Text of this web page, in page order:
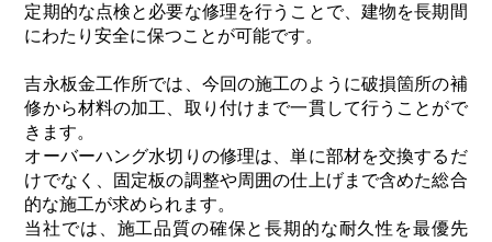
定期的な点検と必要な修理を行うことで、建物を長期間
にわたり安全に保つことが可能です。
吉永板金工作所では、今回の施工のように破損箇所の補
修から材料の加工、取り付けまで一貫して行うことがで
きます。
オーバーハング水切りの修理は、単に部材を交換するだ
けでなく、固定板の調整や周囲の仕上げまで含めた総合
的な施工が求められます。
当社では、施工品質の確保と長期的な耐久性を最優先